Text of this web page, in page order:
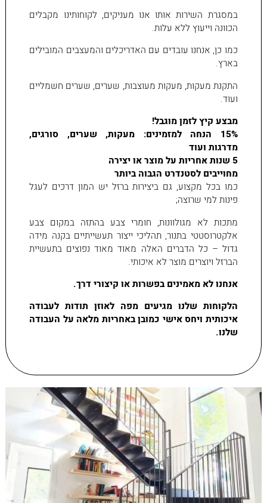
במסגרת השירות אותו אנו מעניקים, לקוחותינו מקבלים
הכוונה וייעוץ ללא עלות.
כמו כן, אנחנו עובדים עם האדריכלים והמעצבים המובילים
בארץ.
התקנת מעקות, מעקות מעוצבות, שערים, שערים חשמליים
ועוד.
מבצע קיץ לזמן מוגבל!
15% הנחה למזמינים: מעקות, שערים, סורגים,
מדרגות ועוד
5 שנות אחריות על מוצר או יצירה
מחוייבים לסטנדרט הגבוה ביותר
כמו בכל מקצוע, גם ביצירות ברזל יש המון דרכים לעגל
פינות למי שרוצה;
מתכות לא מגולוונות, חומרי צבע בהתזה במקום צבע
אלקטרוסטטי בתנור, תהליכי ייצור תעשייתיים בקנה מידה
גדול – כל הדברים האלה מאוד מאוד נפוצים בתעשיית
הברזל ויוצרים מוצר לא איכותי.
אנחנו לא מאמינים בפשרות או קיצורי דרך.
הלקוחות שלנו מגיעים מפה לאוזן תודות לעבודה
איכותית ויחס אישי כמובן באחריות מלאה על העבודה
שלנו.